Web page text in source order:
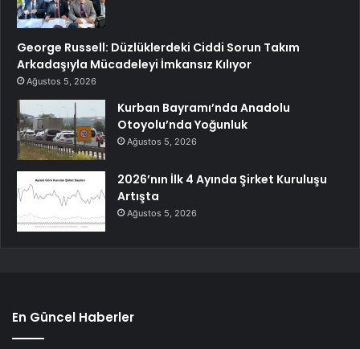
George Russell: Düzlüklerdeki Ciddi Sorun Takım
Arkadaşıyla Mücadeleyi İmkansız Kılıyor
Ağustos 5, 2026
Kurban Bayramı’nda Anadolu
Otoyolu’nda Yoğunluk
Ağustos 5, 2026
2026’nın İlk 4 Ayında Şirket Kuruluşu
Artışta
Ağustos 5, 2026
En Güncel Haberler